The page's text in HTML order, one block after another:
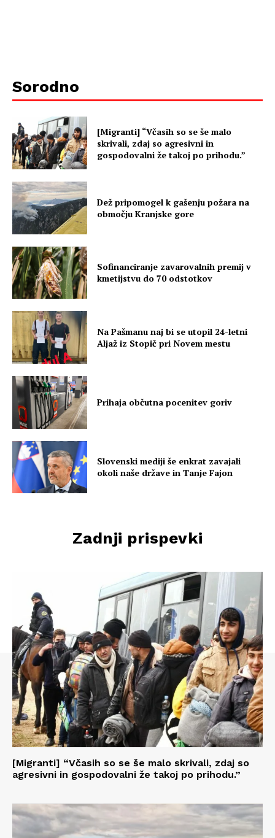
Sorodno
[Migranti] “Včasih so se še malo
skrivali, zdaj so agresivni in
gospodovalni že takoj po prihodu.”
Dež pripomogel k gašenju požara na
območju Kranjske gore
Sofinanciranje zavarovalnih premij v
kmetijstvu do 70 odstotkov
Na Pašmanu naj bi se utopil 24-letni
Aljaž iz Stopič pri Novem mestu
Prihaja občutna pocenitev goriv
Slovenski mediji še enkrat zavajali
okoli naše države in Tanje Fajon
Zadnji prispevki
[Migranti] “Včasih so se še malo skrivali, zdaj so
agresivni in gospodovalni že takoj po prihodu.”